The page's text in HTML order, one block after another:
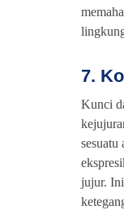
7.
Kunci
sesuatu
jujur. Ini